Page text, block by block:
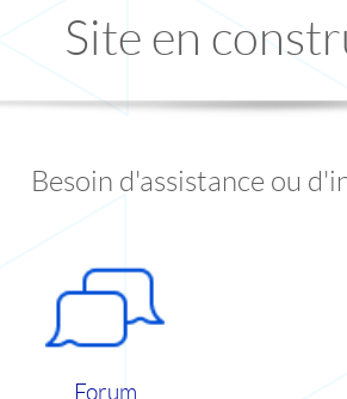
Site en
Besoin d'assistance ou
Forum